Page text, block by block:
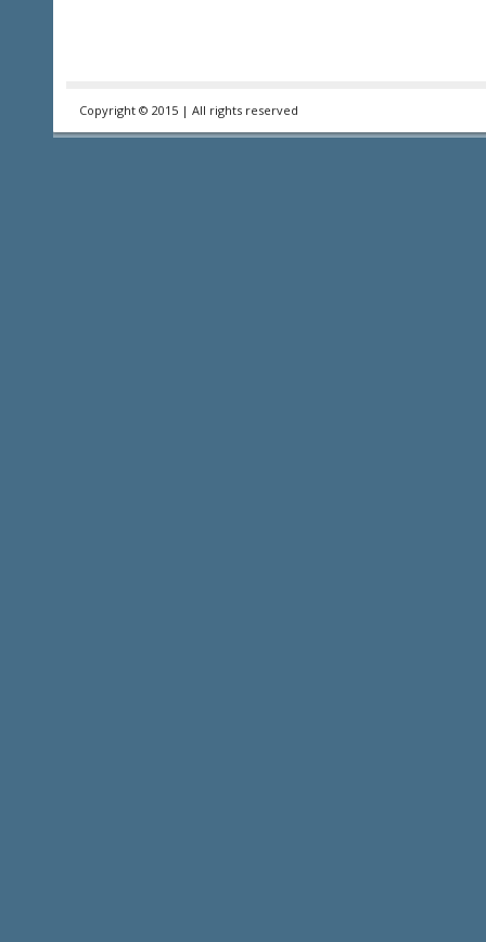
Copyright © 2015 | All rights reserved